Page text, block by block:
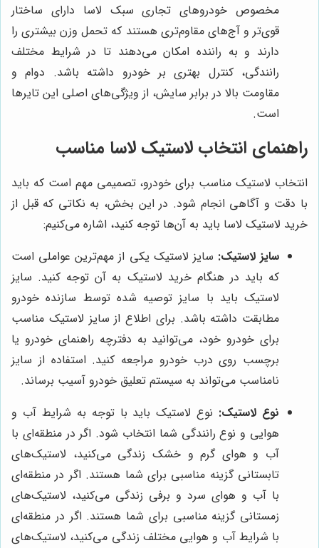
مخصوص خودروهای تجاری سبک لاسا دارای ساختار
قوی‌تر و آج‌های مقاوم‌تری هستند که تحمل وزن بیشتری را
دارند و به راننده امکان می‌دهند تا در شرایط مختلف
رانندگی، کنترل بهتری بر خودرو داشته باشد. دوام و
مقاومت بالا در برابر سایش، از ویژگی‌های اصلی این تایرها
است.
راهنمای انتخاب لاستیک لاسا مناسب
انتخاب لاستیک مناسب برای خودرو، تصمیمی مهم است که باید
با دقت و آگاهی انجام شود. در این بخش، به نکاتی که قبل از
خرید لاستیک لاسا باید به آن‌ها توجه کنید، اشاره می‌کنیم:
سایز لاستیک: سایز لاستیک یکی از مهم‌ترین عواملی است
که باید در هنگام خرید لاستیک به آن توجه کنید. سایز
لاستیک باید با سایز توصیه شده توسط سازنده خودرو
مطابقت داشته باشد. برای اطلاع از سایز لاستیک مناسب
برای خودرو خود، می‌توانید به دفترچه راهنمای خودرو یا
برچسب روی درب خودرو مراجعه کنید. استفاده از سایز
نامناسب می‌تواند به سیستم تعلیق خودرو آسیب برساند.
نوع لاستیک: نوع لاستیک باید با توجه به شرایط آب و
هوایی و نوع رانندگی شما انتخاب شود. اگر در منطقه‌ای با
آب و هوای گرم و خشک زندگی می‌کنید، لاستیک‌های
تابستانی گزینه مناسبی برای شما هستند. اگر در منطقه‌ای
با آب و هوای سرد و برفی زندگی می‌کنید، لاستیک‌های
زمستانی گزینه مناسبی برای شما هستند. اگر در منطقه‌ای
با شرایط آب و هوایی مختلف زندگی می‌کنید، لاستیک‌های